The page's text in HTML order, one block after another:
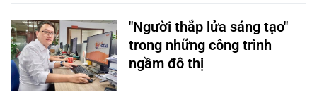
"Người thắp lửa sáng tạo"
trong những công trình
ngầm đô thị